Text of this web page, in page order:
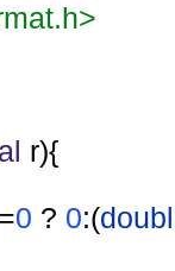
r){
0 ? 0:(